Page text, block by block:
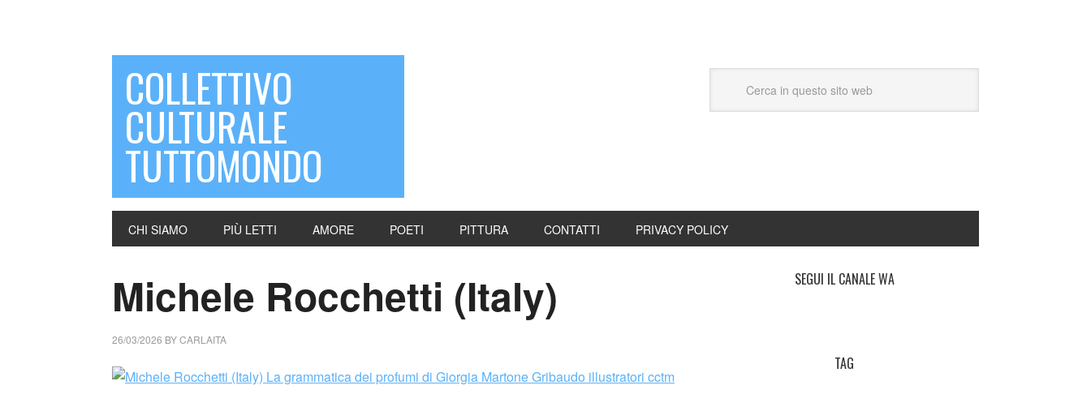
COLLETTIVO
CULTURALE
TUTTOMONDO
CHI SIAMO PIÙ LETTI AMORE POETI PITTURA CONTATTI PRIVACY POLICY
Michele Rocchetti (Italy)
26/03/2026 BYCARLAITA
SEGUI IL CANALE WA
TAG